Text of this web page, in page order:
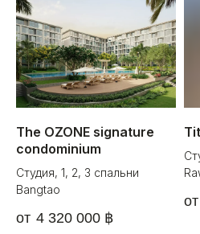
The OZONE signature
condominium
Студия, 1, 2, 3 спальни
Bangtao
4 320 000 ฿
hello@myauroom.com
We are
always